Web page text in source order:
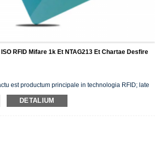
RFID Mifare 1k Et NTAG213 Et Chartae Desfire
est productum principale in technologia RFID; late
moderatione accessus, solutione,
in hortis vel eventibus, venditionibus et sodalitatibus, et
DETALIUM